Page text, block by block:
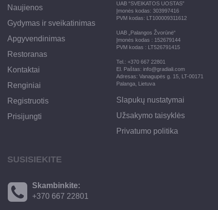
Naujienos
Gydymas ir sveikatinimas
Apgyvendinimas
Restoranas
Kontaktai
Renginiai
Registruotis
Prisijungti
UAB “SVEIKATOS UOSTAS”
Įmonės kodas: 303997416
PVM kodas: LT100009311612
UAB „Palangos Žvorūnė“
Įmonės kodas : 152679144
PVM kodas : LT526791415
Tel.: +370 667 22801
El. Paštas: info@gradiali.com
Adresas: Vanagupės g. 15, LT-00171
Palanga, Lietuva
Slapukų nustatymai
Užsakymo taisyklės
Privatumo politika
SUSISIEKITE
Skambinkite:
+370 667 22801